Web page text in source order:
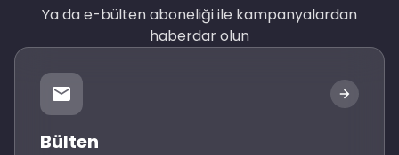
Ya da e-bülten aboneliği ile kampanyalardan
haberdar olun
Bülten